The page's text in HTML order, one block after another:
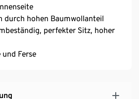
durch hohen Baumwollanteil
perfekter Sitz, hoher
Ferse